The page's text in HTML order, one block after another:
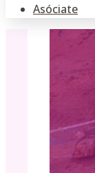
Asóciate